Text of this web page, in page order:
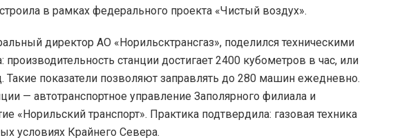
в рамках федерального проекта «Чистый воздух».
директор АО «Норильсктрансгаз», поделился техническими
производительность станции достигает 2400 кубометров в час, или
Такие показатели позволяют заправлять до 280 машин ежедневно.
— автотранспортное управление Заполярного филиала и
«Норильский транспорт». Практика подтвердила: газовая техника
условиях Крайнего Севера.